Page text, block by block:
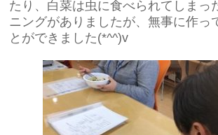
たり、白菜は虫に食べられてしまっ
ニングがありましたが、無事に作っ
とができました(*^^)v